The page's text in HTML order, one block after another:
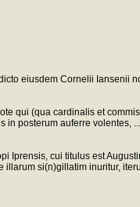
eiusdem Cornelii
qui (qua cardinalis et
posterum auferre
cui titulus est
si(n)gillatim inuritur,